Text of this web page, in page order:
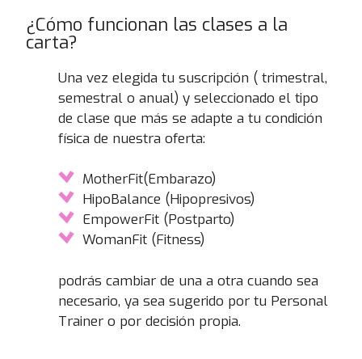
¿Cómo funcionan las clases a la
carta?
Una vez elegida tu suscripción ( trimestral,
semestral o anual) y seleccionado el tipo
de clase que más se adapte a tu condición
física de nuestra oferta:
MotherFit(Embarazo)
HipoBalance (Hipopresivos)
EmpowerFit (Postparto)
WomanFit (Fitness)
podrás cambiar de una a otra cuando sea
necesario, ya sea sugerido por tu Personal
Trainer o por decisión propia.